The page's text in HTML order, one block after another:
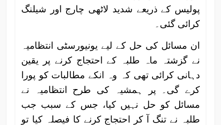
پولیس کے ذریعے شدید لاٹھی چارج اور شیلنگ
کرائی گئی۔
ان مسائل کی حل کے لیے یونیورسٹی انتظامیہ
نے گزشتہ ماہ طلبہ کے احتجاج کرنے پر یقین
دہانی کرائی تھی کہ وہ انکے مطالبات کو پورا
کرے گی۔ پر ہمشیہ کی طرح انتظامیہ نے
مسائل کو حل نہیں کیا، جس کے سبب جب
طلبہ نے تنگ آ کر احتجاج کرنے کا فیصلہ کیا تو